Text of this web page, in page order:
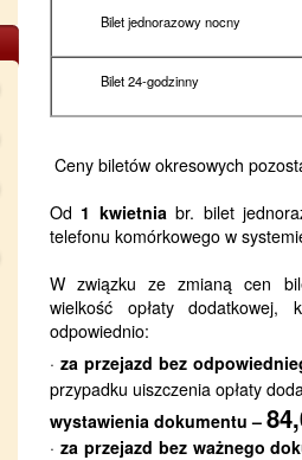
Bilet jednorazowy nocny
Bilet 24-godzinny
Ceny biletów okresowych
Od 1 kwietniabr. bilet
telefonu komórkowego w
W związku ze zmianą cen
wielkość opłaty
odpowiednio:
·za przejazd bez
przypadku uiszczenia opłaty
wystawienia dokumentu –
· za przejazd bez ważnego